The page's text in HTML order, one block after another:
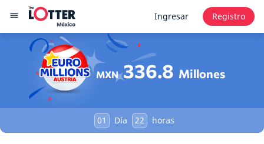
Ingresar Registro
MXN 336.8 Millones
01 Día 22 horas